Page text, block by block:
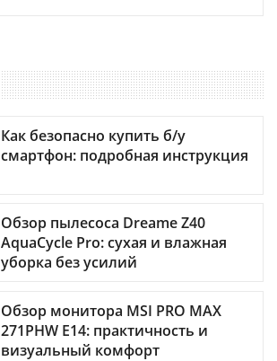
Как безопасно купить б/у
смартфон: подробная инструкция
Обзор пылесоса Dreame Z40
AquaCycle Pro: сухая и влажная
уборка без усилий
Обзор монитора MSI PRO MAX
271PHW E14: практичность и
визуальный комфорт